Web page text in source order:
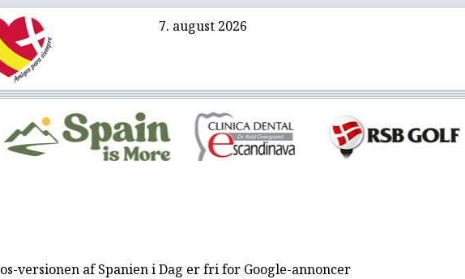
7. august 2026
versionen af Spanien i Dag er fri for Google-annoncer